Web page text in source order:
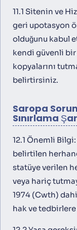
11.1 Sitenin ve
geri upotasyon
olduğunu kabul
kendi güvenli
kopyalarını
belirtirsiniz.
Saropa
Sınırlama
12.1 Önemli
belirtilen
statüye verilen
veya hariç
1974 (Cwth)
hak ve